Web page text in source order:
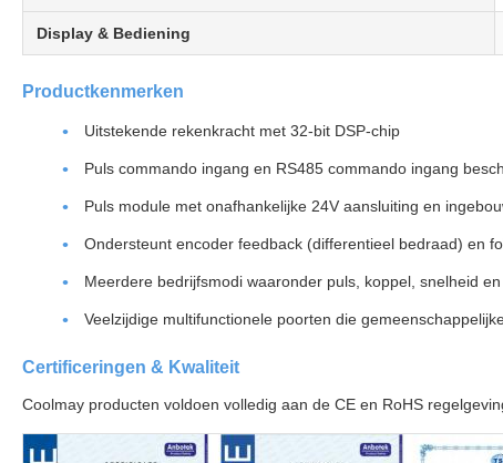
Display & Bediening
Productkenmerken
Uitstekende rekenkracht met 32-bit DSP-chip
Puls commando ingang en RS485 commando ingang
Puls module met onafhankelijke 24V aansluiting en
Ondersteunt encoder feedback (differentieel bedraad) en
Meerdere bedrijfsmodi waaronder puls, koppel, snelheid
Veelzijdige multifunctionele poorten die
Certificeringen & Kwaliteit
Coolmay producten voldoen volledig aan de CE en RoHS